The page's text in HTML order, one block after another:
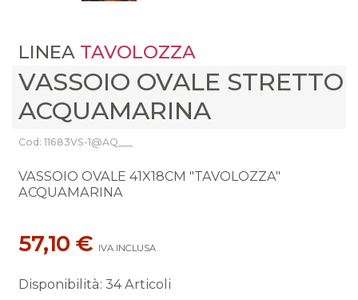
LINEA TAVOLOZZA
VASSOIO OVALE STRETTO
ACQUAMARINA
Cod: 11683VS-1@AQ___
VASSOIO OVALE 41X18CM "TAVOLOZZA"
ACQUAMARINA
57,10 € IVA INCLUSA
Disponibilità: 34 Articoli